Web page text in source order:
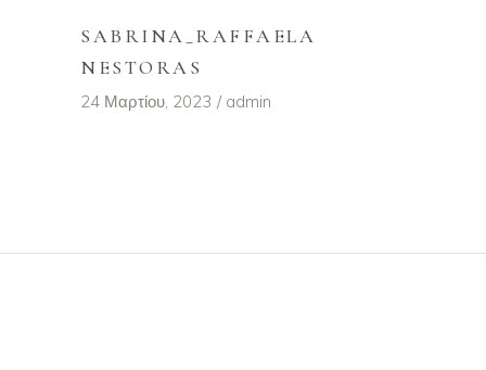
SABRINA_RAFFAELA
NESTORAS
24 Μαρτίου, 2023 admin